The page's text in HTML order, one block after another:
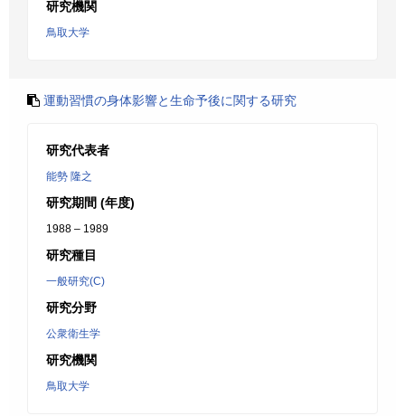
研究機関
鳥取大学
運動習慣の身体影響と生命予後に関する研究
研究代表者
能勢 隆之
研究期間 (年度)
1988 – 1989
研究種目
一般研究(C)
研究分野
公衆衛生学
研究機関
鳥取大学